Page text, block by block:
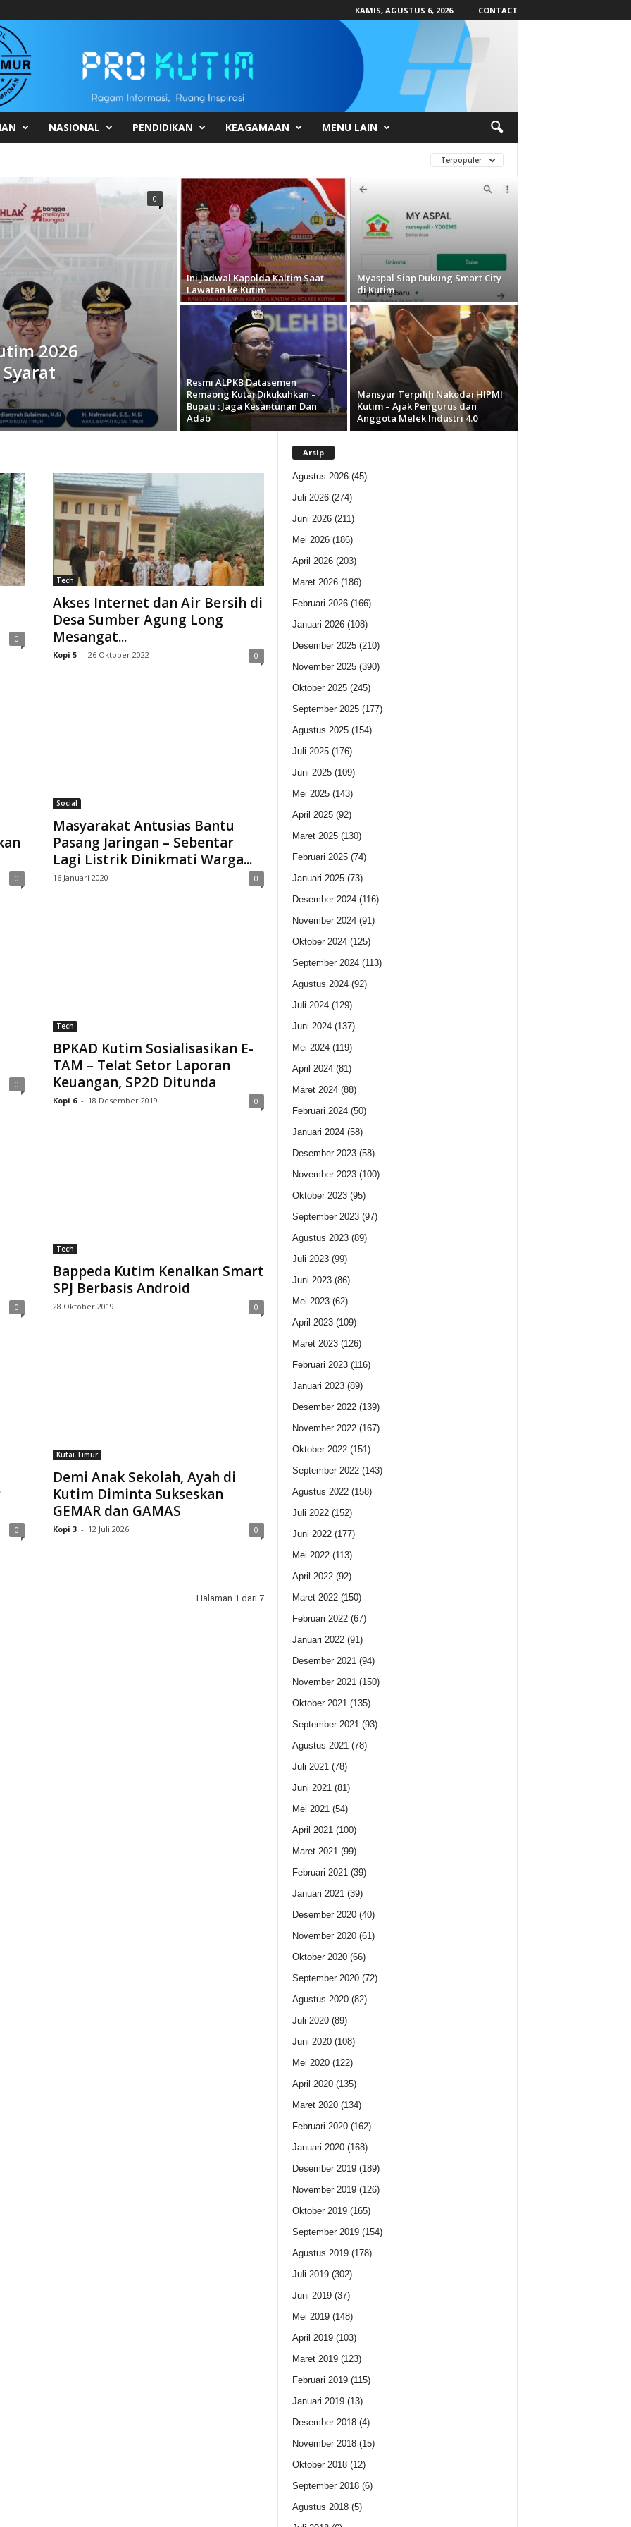
KAMIS, AGUSTUS 6, 2026 CONTACT
NASIONAL PENDIDIKAN KEAGAMAAN MENU LAIN
Terpopuler
2026
0
Ini Jadwal Kapolda Kaltim Saat
Lawatan ke Kutim
Myaspal Siap Dukung Smart City
di Kutim
Resmi ALPKB Datasemen
Remaong Kutai Dikukuhkan –
Bupati : Jaga Kesantunan Dan
Adab
Mansyur Terpilih Nakodai HIPMI
Kutim – Ajak Pengurus dan
Anggota Melek Industri 4.0
0
Tech
Akses Internet dan Air Bersih di
Desa Sumber Agung Long
Mesangat...
Kopi 5 - 26 Oktober 2022 0
0
Social
Masyarakat Antusias Bantu
Pasang Jaringan – Sebentar
Lagi Listrik Dinikmati Warga...
16 Januari 2020 0
0
Tech
BPKAD Kutim Sosialisasikan E-
TAM – Telat Setor Laporan
Keuangan, SP2D Ditunda
Kopi 6 - 18 Desember 2019 0
0
Tech
Bappeda Kutim Kenalkan Smart
SPJ Berbasis Android
28 Oktober 2019 0
0
Kutai Timur
Demi Anak Sekolah, Ayah di
Kutim Diminta Sukseskan
GEMAR dan GAMAS
Kopi 3 - 12 Juli 2026 0
Halaman 1 dari 7
Arsip
Agustus 2026(45)
Juli 2026(274)
Juni 2026(211)
Mei 2026(186)
April 2026(203)
Maret 2026(186)
Februari 2026(166)
Januari 2026(108)
Desember 2025(210)
November 2025(390)
Oktober 2025(245)
September 2025(177)
Agustus 2025(154)
Juli 2025(176)
Juni 2025(109)
Mei 2025(143)
April 2025(92)
Maret 2025(130)
Februari 2025(74)
Januari 2025(73)
Desember 2024(116)
November 2024(91)
Oktober 2024(125)
September 2024(113)
Agustus 2024(92)
Juli 2024(129)
Juni 2024(137)
Mei 2024(119)
April 2024(81)
Maret 2024(88)
Februari 2024(50)
Januari 2024(58)
Desember 2023(58)
November 2023(100)
Oktober 2023(95)
September 2023(97)
Agustus 2023(89)
Juli 2023(99)
Juni 2023(86)
Mei 2023(62)
April 2023(109)
Maret 2023(126)
Februari 2023(116)
Januari 2023(89)
Desember 2022(139)
November 2022(167)
Oktober 2022(151)
September 2022(143)
Agustus 2022(158)
Juli 2022(152)
Juni 2022(177)
Mei 2022(113)
April 2022(92)
Maret 2022(150)
Februari 2022(67)
Januari 2022(91)
Desember 2021 (94)
November 2021 (150)
Oktober 2021 (135)
September 2021 (93)
Agustus 2021 (78)
Juli 2021 (78)
Juni 2021 (81)
Mei 2021 (54)
April 2021 (100)
Maret 2021 (99)
Februari 2021 (39)
Januari 2021 (39)
Desember 2020(40)
November 2020(61)
Oktober 2020(66)
September 2020(72)
Agustus 2020(82)
Juli 2020(89)
Juni 2020(108)
Mei 2020(122)
April 2020(135)
Maret 2020(134)
Februari 2020(162)
Januari 2020(168)
Desember 2019(189)
November 2019(126)
Oktober 2019(165)
September 2019(154)
Agustus 2019(178)
Juli 2019(302)
Juni 2019(37)
Mei 2019(148)
April 2019(103)
Maret 2019(123)
Februari 2019(115)
Januari 2019(13)
Desember 2018(4)
November 2018(15)
Oktober 2018(12)
September 2018(6)
Agustus 2018(5)